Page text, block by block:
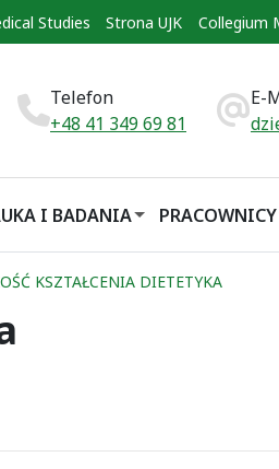
Studies Strona UJK Collegium
Telefon
+48 41 349 69 81
E-
I BADANIA PRACOWNICY
KSZTAŁCENIA DIETETYKA